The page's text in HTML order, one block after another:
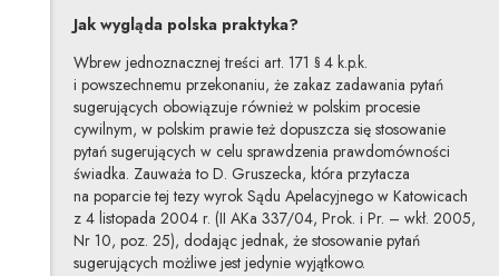
Jak wygląda polska praktyka?
Wbrew jednoznacznej treści art. 171 § 4 k.p.k.
i powszechnemu przekonaniu, że zakaz zadawania pytań
sugerujących obowiązuje również w polskim procesie
cywilnym, w polskim prawie też dopuszcza się stosowanie
pytań sugerujących w celu sprawdzenia prawdomówności
świadka. Zauważa to D. Gruszecka, która przytacza
na poparcie tej tezy wyrok Sądu Apelacyjnego w Katowicach
z 4 listopada 2004 r. (II AKa 337/04, Prok. i Pr. – wkł. 2005,
Nr 10, poz. 25), dodając jednak, że stosowanie pytań
sugerujących możliwe jest jedynie wyjątkowo.